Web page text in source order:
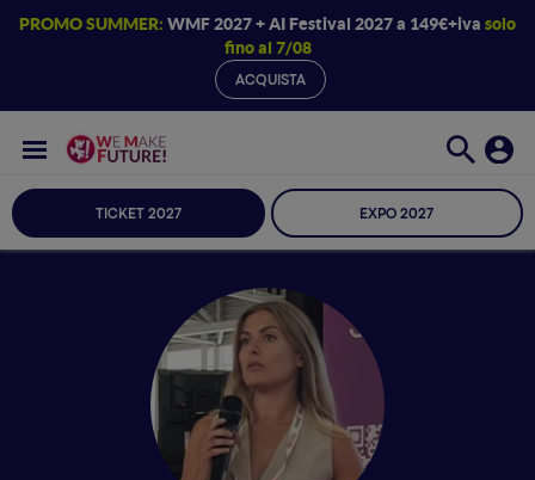
PROMO SUMMER: WMF 2027 + AI Festival 2027 a 149€+iva solo
fino al 7/08
ACQUISTA
TICKET 2027 EXPO 2027